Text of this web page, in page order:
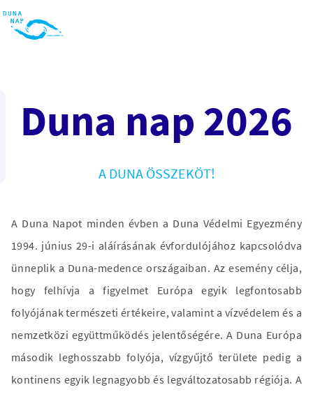
Duna nap 2026
A DUNA ÖSSZEKÖT!
A Duna Napot minden évben a Duna Védelmi Egyezmény
1994. június 29-i aláírásának évfordulójához kapcsolódva
ünneplik a Duna-medence országaiban. Az esemény célja,
hogy felhívja a figyelmet Európa egyik legfontosabb
folyójának természeti értékeire, valamint a vízvédelem és a
nemzetközi együttműködés jelentőségére. A Duna Európa
második leghosszabb folyója, vízgyűjtő területe pedig a
kontinens egyik legnagyobb és legváltozatosabb régiója. A